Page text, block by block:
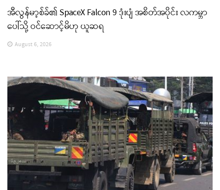
အီလွန်မာ့စ်ခ်၏ SpaceX Falcon 9 ဒုံးပျံ အစိတ်အပိုင်း လကမ္ဘာ
ပေါ်သို့ ဝင်ဆောင့်မိဟု ယူဆရ
August 6, 2026